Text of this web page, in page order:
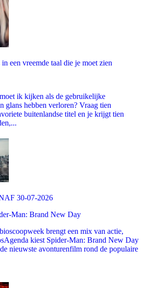
een vreemde taal die je moet zien
ik kijken als de gebruikelijke
hebben verloren? Vraag tien
buitenlandse titel en je krijgt tien
30-07-2026
Man: Brand New Day
brengt een mix van actie,
kiest Spider-Man: Brand New Day
nieuwste avonturenfilm rond de populaire